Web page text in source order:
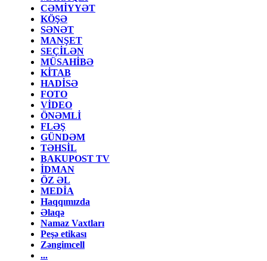
CƏMİYYƏT
KÖŞƏ
SƏNƏT
MANŞET
SEÇİLƏN
MÜSAHİBƏ
KİTAB
HADİSƏ
FOTO
VİDEO
ÖNƏMLİ
FLƏŞ
GÜNDƏM
TƏHSİL
BAKUPOST TV
İDMAN
ÖZ ƏL
MEDİA
Haqqımızda
Əlaqə
Namaz Vaxtları
Peşə etikası
Zəngimcell
...